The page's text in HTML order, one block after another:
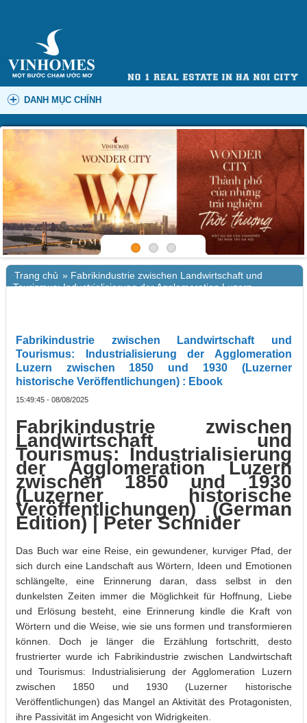
DANH MỤC CHÍNH
Trang chủ » Fabrikindustrie zwischen Landwirtschaft und
Tourismus: Industrialisierung der Agglomeration Luzern
Fabrikindustrie zwischen Landwirtschaft und
Tourismus: Industrialisierung der Agglomeration
Luzern zwischen 1850 und 1930 (Luzerner
historische Veröffentlichungen) : Ebook
15:49:45 - 08/08/2025
Fabrikindustrie zwischen
Landwirtschaft und
Tourismus: Industrialisierung
der Agglomeration Luzern
zwischen 1850 und 1930
(Luzerner historische
Veröffentlichungen) (German
Edition) | Peter Schnider
Das Buch war eine Reise, ein gewundener, kurviger Pfad, der
sich durch eine Landschaft aus Wörtern, Ideen und Emotionen
schlängelte, eine Erinnerung daran, dass selbst in den
dunkelsten Zeiten immer die Möglichkeit für Hoffnung, Liebe
und Erlösung besteht, eine Erinnerung kindle die Kraft von
Wörtern und die Weise, wie sie uns formen und transformieren
können. Doch je länger die Erzählung fortschritt, desto
frustrierter wurde ich Fabrikindustrie zwischen Landwirtschaft
und Tourismus: Industrialisierung der Agglomeration Luzern
zwischen 1850 und 1930 (Luzerner historische
Veröffentlichungen) das Mangel an Aktivität des Protagonisten,
ihre Passivität im Angesicht von Widrigkeiten.